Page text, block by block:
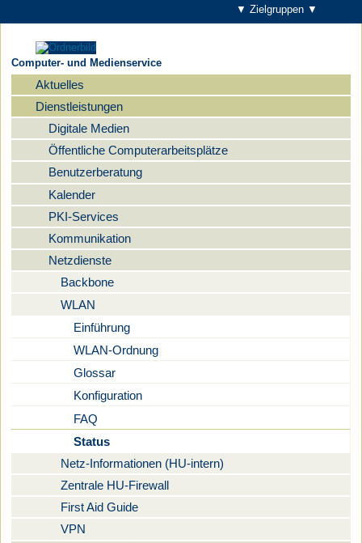
▼ Zielgruppen ▼
Computer- und Medienservice
Navigation
Aktuelles
Dienstleistungen
Digitale Medien
Öffentliche Computerarbeitsplätze
Benutzerberatung
Kalender
PKI-Services
Kommunikation
Netzdienste
Backbone
WLAN
Einführung
WLAN-Ordnung
Glossar
Konfiguration
FAQ
Status
Netz-Informationen (HU-intern)
Zentrale HU-Firewall
First Aid Guide
VPN